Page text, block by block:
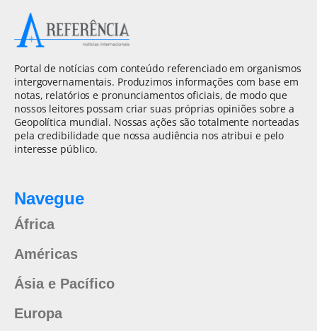
Portal de notícias com conteúdo referenciado em organismos
intergovernamentais. Produzimos informações com base em
notas, relatórios e pronunciamentos oficiais, de modo que
nossos leitores possam criar suas próprias opiniões sobre a
Geopolítica mundial. Nossas ações são totalmente norteadas
pela credibilidade que nossa audiência nos atribui e pelo
interesse público.
Navegue
África
Américas
Ásia e Pacífico
Europa